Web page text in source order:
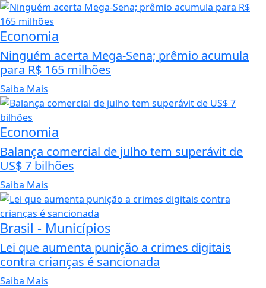
Economia
Ninguém acerta Mega-Sena; prêmio acumula
para R$ 165 milhões
Saiba Mais
Economia
Balança comercial de julho tem superávit de
US$ 7 bilhões
Saiba Mais
Brasil - Municípios
Lei que aumenta punição a crimes digitais
contra crianças é sancionada
Saiba Mais